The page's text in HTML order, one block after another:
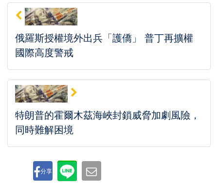
俄羅斯授權境外出兵「護僑」 普丁再擴權
國際高度警戒
特朗普的霍爾木茲海峽封鎖威脅加劇風險，
同時難解困境
分享